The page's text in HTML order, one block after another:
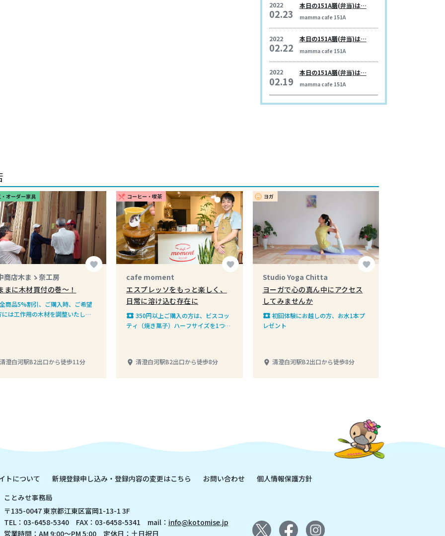
2022
02.23
本日の151A膳(弁当)は…
mamma cafe 151A
2022
02.22
本日の151A膳(弁当)は…
mamma cafe 151A
2022
02.19
本日の151A膳(弁当)は…
mamma cafe 151A
オーダー家具
favorite
商店木まゝ奈工房
まに木材買付の巻〜！
全商品5%割引、ご購入時、ご希望
には工作用の木材を調整いたしま
清澄白河駅B2出口から徒歩11分
restaurant_menu コーヒー・喫茶
favorite
cafe moment
エスプレッソをもっと楽しく、
日常に溶け込む存在に
local_play 350円以上ご購入の方は、ビスコッ
ティ（焼き菓子）ハーフサイズを1つプ
place 清澄白河駅B2出口から徒歩8分
insert_emoticon ヨガ
favorite
Studio Yoga Chitta
ヨーガで心の真ん中にアクセス
してみませんか
local_play 初回体験にお越しの方、お水1本プ
レゼント
place 清澄白河駅B2出口から徒歩8分
トについて 新規登録申し込み・登録内容の変更はこちら お問い合わせ
個人情報保護方針
ことみせ事務局
〒135-0047 東京都江東区富岡1-13-1 3F
TEL：03-6458-5340 FAX：03-6458-5341 mail： info@kotomise.jp
営業時間：AM 9:00～PM 5:00 定休日：土日祝日